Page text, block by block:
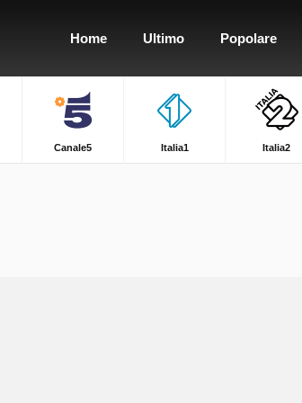
Home Ultimo Popolare
Canale5 Italia1 Italia2